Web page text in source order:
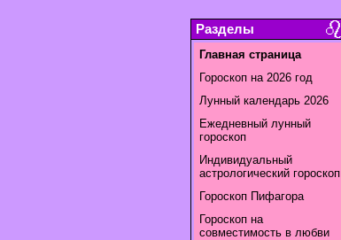
Разделы
Главная страница
Гороскоп на 2026 год
Лунный календарь 2026
Ежедневный лунный
гороскоп
Индивидуальный
астрологический гороскоп
Гороскоп Пифагора
Гороскоп на
совместимость в любви